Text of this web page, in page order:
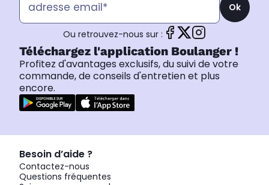
Ok
Ou retrouvez-nous sur :
Téléchargez l'application Boulanger !
Profitez d'avantages exclusifs, du suivi de votre
commande, de conseils d'entretien et plus
encore.
Besoin d’aide ?
Contactez-nous
Questions fréquentes